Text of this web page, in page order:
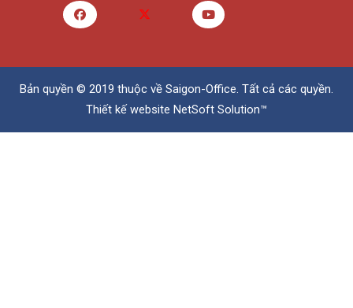
Bản quyền © 2019 thuộc về Saigon-Office. Tất cả các quyền.
Thiết kế website NetSoft Solution™